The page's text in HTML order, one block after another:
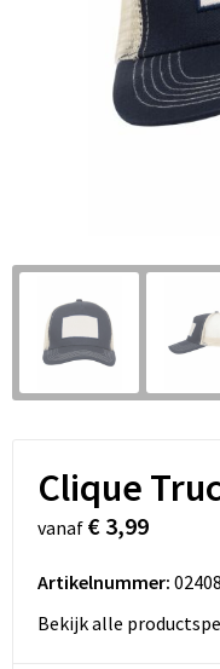
Clique
vanaf € 3,99
Artikelnummer:
Bekijk alle